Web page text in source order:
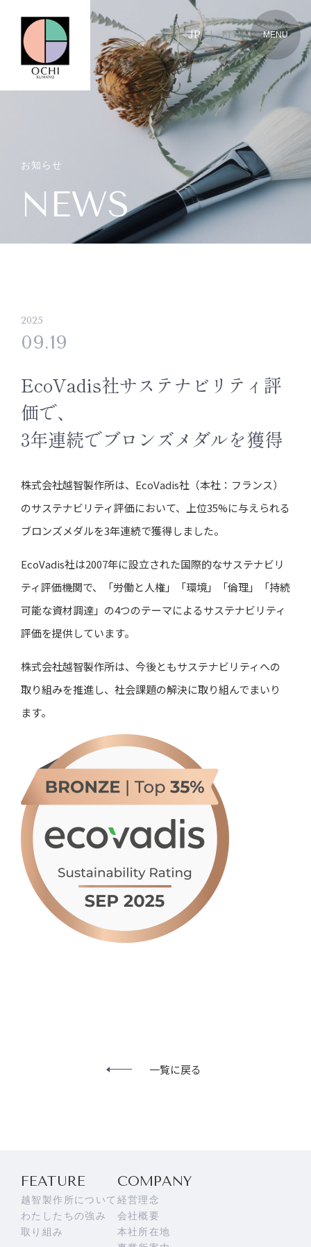
JP ｜ EN
JP EN
お知らせ
NEWS
2025
09.19
EcoVadis社サステナビリティ評
価で、
3年連続でブロンズメダルを獲得
株式会社越智製作所は、EcoVadis社（本社：フランス）
のサステナビリティ評価において、上位35%に与えられる
ブロンズメダルを3年連続で獲得しました。
EcoVadis社は2007年に設立された国際的なサステナビリ
ティ評価機関で、「労働と人権」「環境」「倫理」「持続
可能な資材調達」の4つのテーマによるサステナビリティ
評価を提供しています。
株式会社越智製作所は、今後ともサステナビリティへの
取り組みを推進し、社会課題の解決に取り組んでまいり
ます。
一覧に戻る
FEATURE
越智製作所について
わたしたちの強み
取り組み
COMPANY
経営理念
会社概要
本社所在地